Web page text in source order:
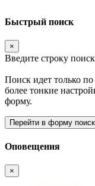
Быстрый поиск
×
Введите строку
Поиск идет только
более тонкие
форму.
Перейти в форму
Оповещения
×